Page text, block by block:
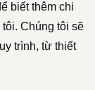
biết thêm chi
Chúng tôi sẽ
trình, từ thiết